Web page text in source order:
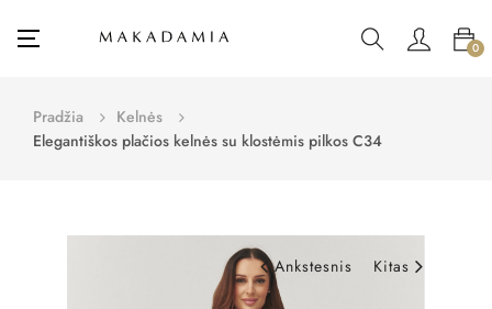
Toggle
☰ 0
Pradžia
Kelnės
Elegantiškos plačios kelnės su klostėmis pilkos C34
Ankstesnis Kitas